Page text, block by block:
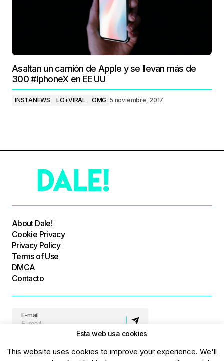
Asaltan un camión de Apple y se llevan más de
300 #IphoneX en EE UU
INSTANEWS LO+VIRAL OMG 5 noviembre, 2017
About Dale!
Cookie Privacy
Privacy Policy
Terms of Use
DMCA
Contacto
E-mail
Esta web usa cookies
This website uses cookies to improve your experience. We'll